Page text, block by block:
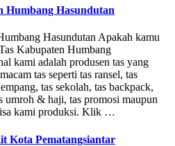
Humbang Hasundutan
Hasundutan Apakah kamu
Kabupaten Humbang
kami adalah produsen tas yang
tas seperti tas ransel, tas
tas sekolah, tas backpack,
umroh & haji, tas promosi maupun
kami produksi. Klik …
Kota Pematangsiantar